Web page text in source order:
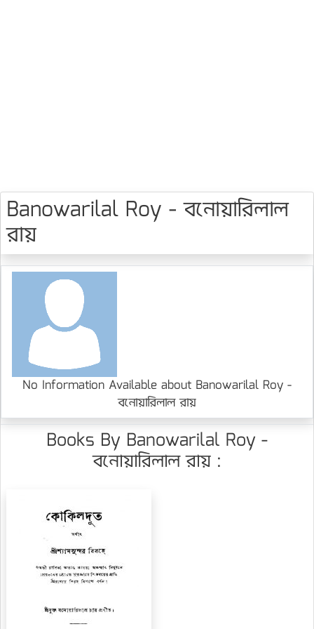
Banowarilal Roy - বনোয়ারিলাল
রায়
No Information Available about Banowarilal Roy -
বনোয়ারিলাল রায়
Books By Banowarilal Roy -
বনোয়ারিলাল রায় :